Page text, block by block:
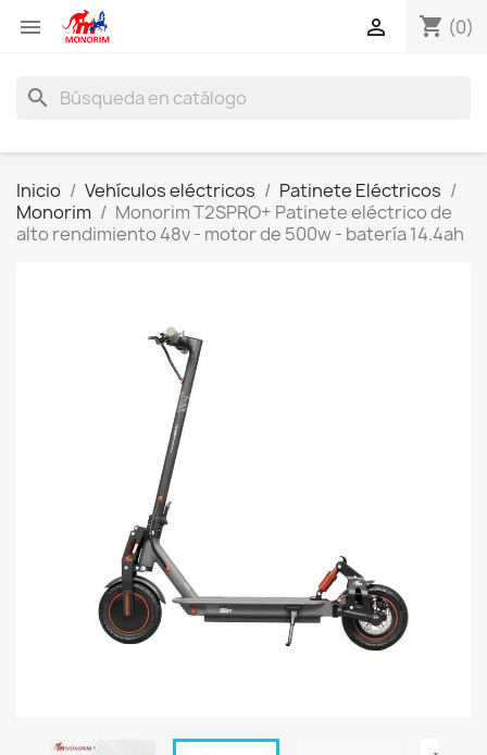
 shopping_cart (0)

search
Inicio Vehículos eléctricos
Patinete Eléctricos
Monorim
Monorim T2SPRO+ Patinete eléctrico de
alto rendimiento 48v - motor de 500w - batería 14.4ah